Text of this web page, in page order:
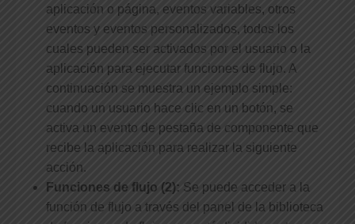
aplicación o página, eventos variables, otros
eventos y eventos personalizados, todos los
cuales pueden ser activados por el usuario o la
aplicación para ejecutar funciones de flujo. A
continuación se muestra un ejemplo simple:
cuando un usuario hace clic en un botón, se
activa un evento de pestaña de componente que
recibe la aplicación para realizar la siguiente
acción.
Funciones de flujo (2): Se puede acceder a la
función de flujo a través del panel de la biblioteca